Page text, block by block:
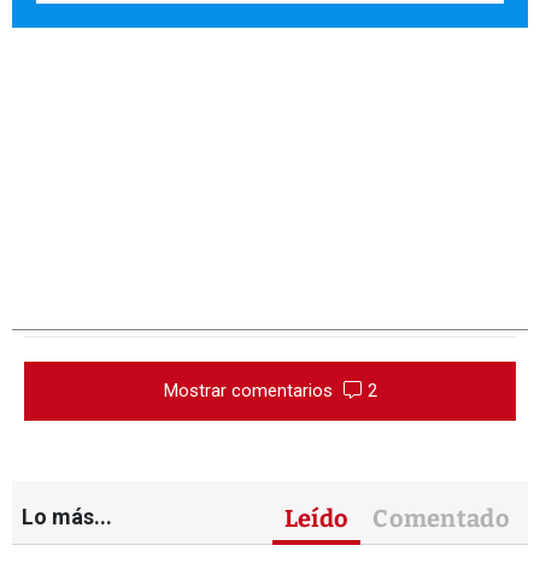
Mostrar comentarios 2
Lo más... Leído Comentado